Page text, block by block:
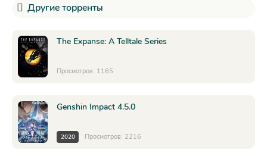
Другие торренты
The Expanse: A Telltale Series
Просмотров: 1165
Genshin Impact 4.5.0
2020 Просмотров: 2216